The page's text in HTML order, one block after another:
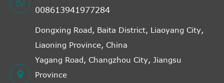
008613941977284
Dongxing Road, Baita District, Liaoyang City,
Liaoning Province, China
Yagang Road, Changzhou City, Jiangsu
Province